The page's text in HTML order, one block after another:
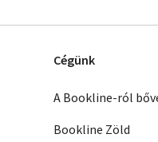
Cégünk
A Bookline-ról
Bookline Zöld